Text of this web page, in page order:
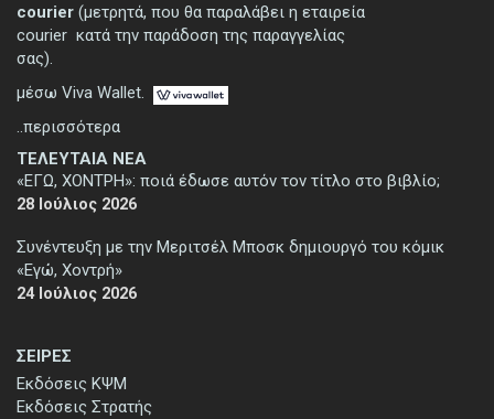
ΣΕΙΡΕΣ
Εκδόσεις ΚΨΜ
Εκδόσεις Στρατής
ΤΕΛΕΥΤΑΙΑ ΝΕΑ
«ΕΓΩ, ΧΟΝΤΡΗ»: ποιά έδωσε αυτόν τον τίτλο στο βιβλίο;
28 Ιούλιος 2026
Συνέντευξη με την Μεριτσέλ Μποσκ δημιουργό του κόμικ
«Εγώ, Χοντρή»
24 Ιούλιος 2026
courier (μετρητά, που θα παραλάβει η εταιρεία
courier κατά την παράδοση της παραγγελίας
σας).
μέσω Viva Wallet.
..περισσότερα